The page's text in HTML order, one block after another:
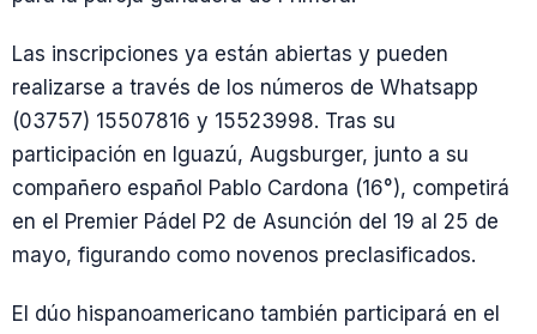
Las inscripciones ya están abiertas y pueden
realizarse a través de los números de Whatsapp
(03757) 15507816 y 15523998. Tras su
participación en Iguazú, Augsburger, junto a su
compañero español Pablo Cardona (16°), competirá
en el Premier Pádel P2 de Asunción del 19 al 25 de
mayo, figurando como novenos preclasificados.
El dúo hispanoamericano también participará en el